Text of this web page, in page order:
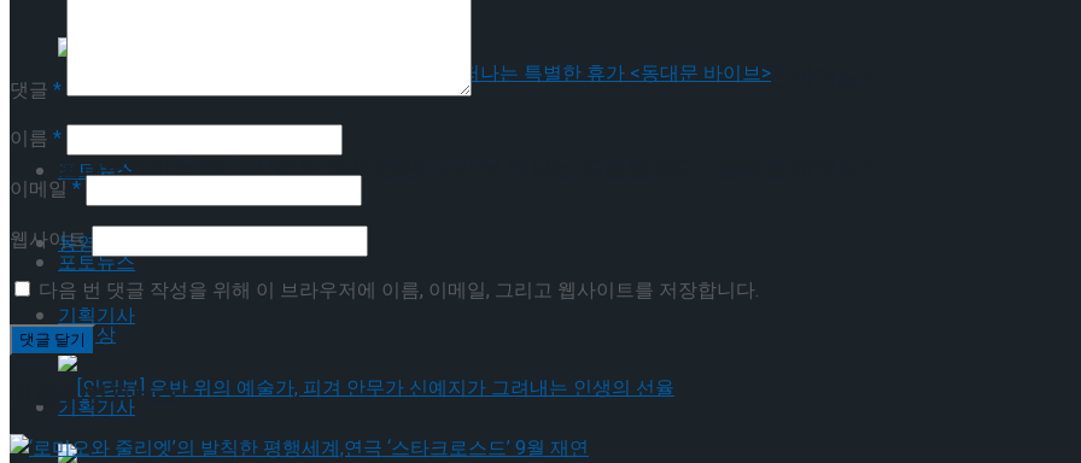
롤러스케이트 타고 시원한 맥주 한잔! DDP로 떠나는 특별한 휴가 <동대문 바이브>
포토뉴스
동영상
기획기사
롤러스케이트 타고 시원한 맥주 한잔! DDP로 떠나는 특별한 휴가 <동대문 바이브>
포토뉴스
동영상
기획기사
댓글 *
이름 *
이메일*
웹사이트
다음 번 댓글 작성을 위해 이 브라우저에 이름, 이메일, 그리고 웹사이트를 저장합니다.
이번주 인기뉴스